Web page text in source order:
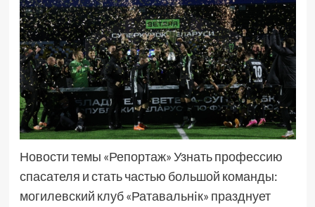
Новости темы «Репортаж» Узнать профессию
спасателя и стать частью большой команды:
могилевский клуб «Ратавальнiк» празднует